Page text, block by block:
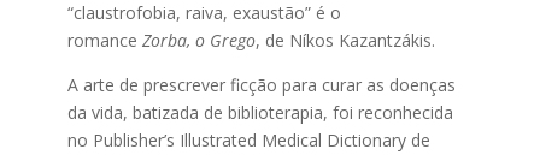
“claustrofobia, raiva, exaustão” é o
romance Zorba, o Grego, de Níkos Kazantzákis.
A arte de prescrever ficção para curar as doenças
da vida, batizada de biblioterapia, foi reconhecida
no Publisher’s Illustrated Medical Dictionary de